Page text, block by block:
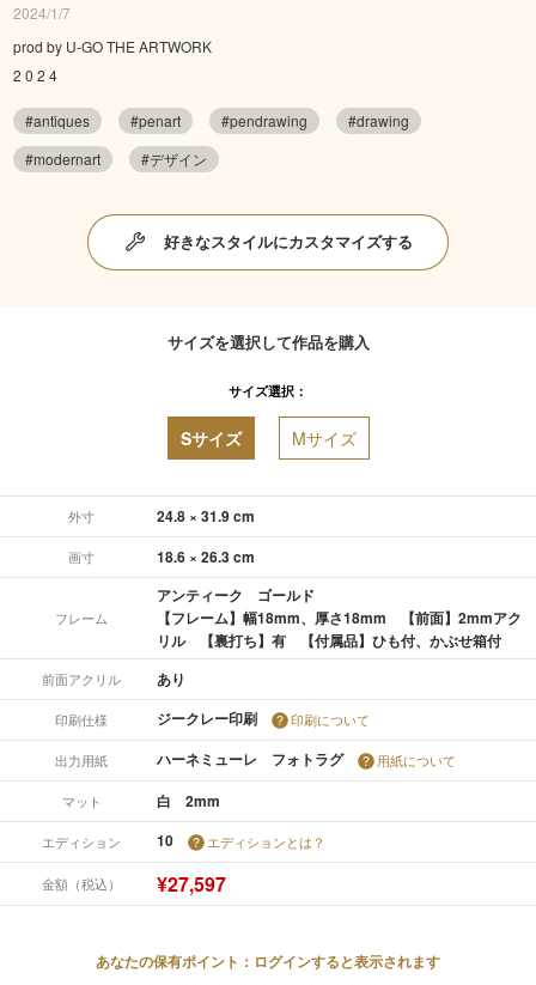
2024/1/7
prod by U-GO THE ARTWORK
2 0 2 4
#antiques #penart #pendrawing
#drawing
#modernart
#デザイン
好きなスタイルにカスタマイズする
サイズを選択して作品を購入
サイズ選択：
Sサイズ Mサイズ
外寸 24.8 × 31.9 cm
画寸 18.6 × 26.3 cm
フレーム
アンティーク ゴールド
【フレーム】幅18mm、厚さ18mm 【前面】2mmアク
リル 【裏打ち】有 【付属品】ひも付、かぶせ箱付
前面アクリル あり
印刷仕様 ジークレー印刷 印刷について
出力用紙 ハーネミューレ フォトラグ 用紙について
マット 白 2mm
エディション 10 エディションとは？
金額（税込） ¥27,597
あなたの保有ポイント：ログインすると表示されます